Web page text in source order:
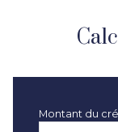
Montant du